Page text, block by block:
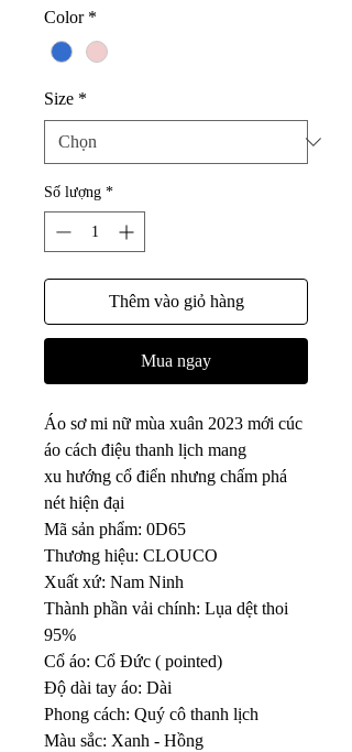
Color *
Size *
Số lượng *
Thêm vào giỏ hàng
Mua ngay
Áo sơ mi nữ mùa xuân 2023 mới cúc
áo cách điệu thanh lịch mang
xu hướng cổ điển nhưng chấm phá
nét hiện đại
Mã sản phẩm: 0D65
Thương hiệu: CLOUCO
Xuất xứ: Nam Ninh
Thành phần vải chính: Lụa dệt thoi
95%
Cổ áo: Cổ Đức ( pointed)
Độ dài tay áo: Dài
Phong cách: Quý cô thanh lịch
Màu sắc: Xanh - Hồng